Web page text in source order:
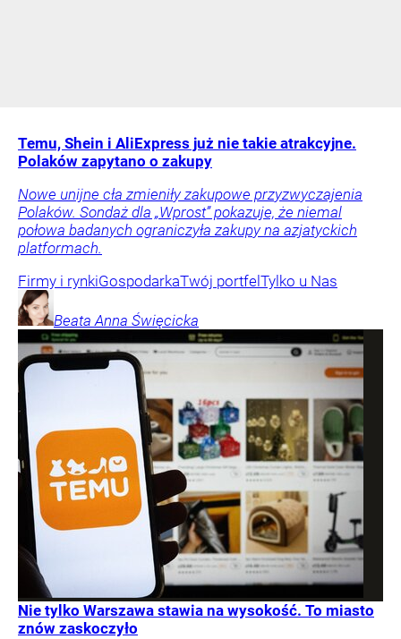
Temu, Shein i AliExpress już nie takie atrakcyjne.
Polaków zapytano o zakupy
Nowe unijne cła zmieniły zakupowe przyzwyczajenia
Polaków. Sondaż dla „Wprost” pokazuje, że niemal
połowa badanych ograniczyła zakupy na azjatyckich
platformach.
Firmy i rynkiGospodarkaTwój portfel Tylko u Nas
Beata Anna Święcicka
Nie tylko Warszawa stawia na wysokość. To miasto
znów zaskoczyło